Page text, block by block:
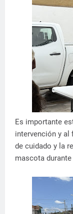
Es importante
intervención y al
de cuidado y la
mascota